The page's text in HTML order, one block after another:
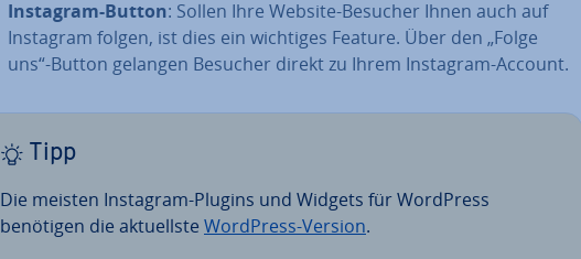
Instagram-Button: Sollen Ihre Website-Besucher Ihnen auch auf
Instagram folgen, ist dies ein wichtiges Feature. Über den „Folge
uns“-Button gelangen Besucher direkt zu Ihrem Instagram-Account.
Tipp
Die meisten Instagram-Plugins und Widgets für WordPress
benötigen die ak­tu­ells­te WordPress-Version.